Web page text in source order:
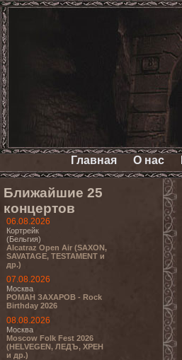
Главная О нас
Ближайшие 25
концертов
06.08.2026
Кортрейк
(Бельгия)
Alcatraz Open Air (SAXON,
SAVATAGE, TESTAMENT и
др.)
07.08.2026
Москва
РОМАН ЗАХАРОВ - Rock
Birthday 2026
08.08.2026
Москва
Moscow Folk Fest 2026
(HELVEGEN, ЛЕДЪ, ХРЕН
и др.)